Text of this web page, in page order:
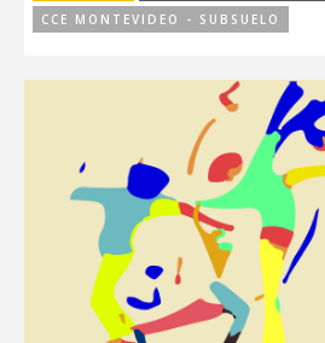
CCE MONTEVIDEO - SUBSUELO